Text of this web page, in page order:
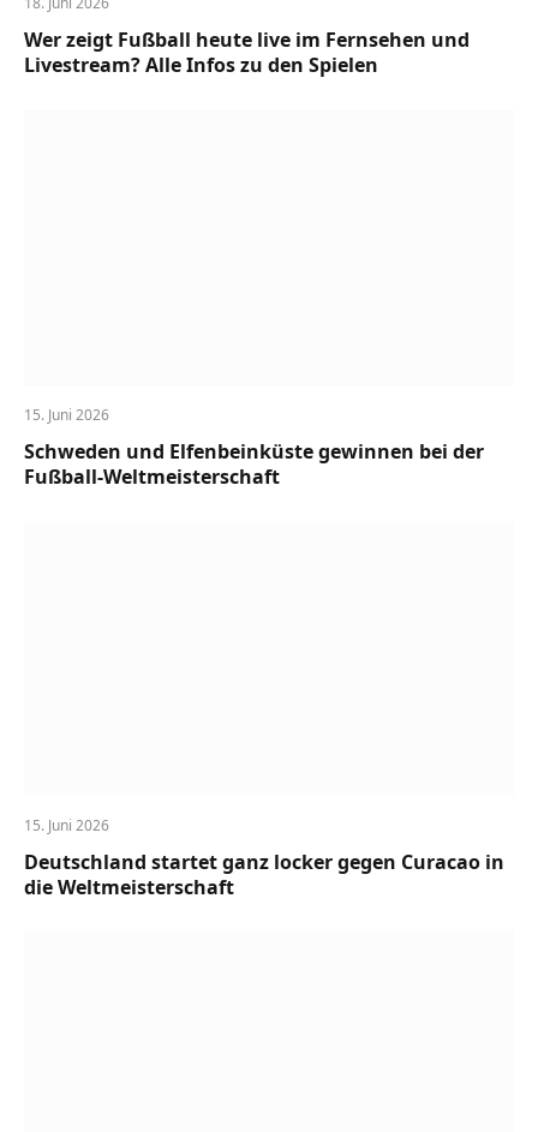
Wer zeigt Fußball heute live im Fernsehen und
Livestream? Alle Infos zu den Spielen
15. Juni 2026
Schweden und Elfenbeinküste gewinnen bei der
Fußball-Weltmeisterschaft
15. Juni 2026
Deutschland startet ganz locker gegen Curacao in
die Weltmeisterschaft